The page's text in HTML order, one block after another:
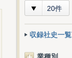
20件
収録社史一覧